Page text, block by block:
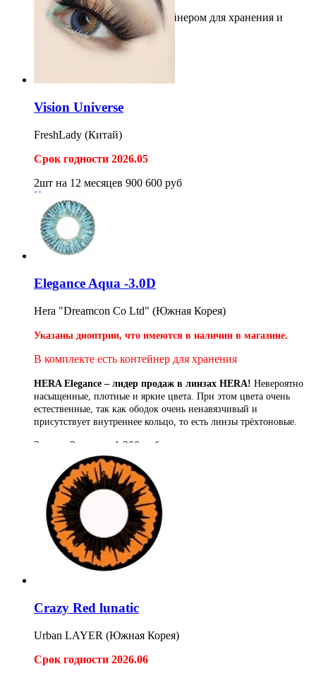
*Необходим раствор с контейнером для хранения и
очистки линз.
1 500руб
Vision Universe
FreshLady (Китай)
Срок годности 2026.05
2шт на 12 месяцев 900 600 руб
Купить
Elegance Aqua -3.0D
Hera "Dreamcon Co Ltd" (Южная Корея)
Указаны диоптрии, что имеются в наличии в магазине.
В комплекте есть контейнер для хранения
HERA Elegance – лидер продаж в линзах HERA! Невероятно
насыщенные, плотные и яркие цвета. При этом цвета очень
естественные, так как ободок очень ненавязчивый и
присутствует внутреннее кольцо, то есть линзы трёхтоновые.
2шт на 3 месяца 1 200
руб
Crazy Red lunatic
Urban LAYER (Южная Корея)
Срок годности 2026.06